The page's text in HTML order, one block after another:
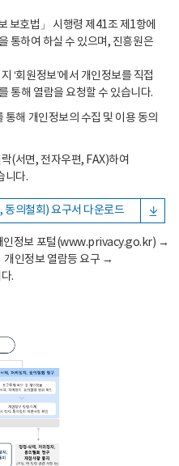
보호법」 시행령 제41조 제1항에
통하여 하실 수 있으며, 진흥원은
‘회원정보’에서 개인정보를 직접
통해 열람을 요청할 수 있습니다.
통해 개인정보의 수집 및 이용 동의
(서면, 전자우편, FAX)하여
니다.
동의철회) 요구서 다운로드
인정보 포털(www.privacy.go.kr) →
개인정보 열람등 요구 →
.